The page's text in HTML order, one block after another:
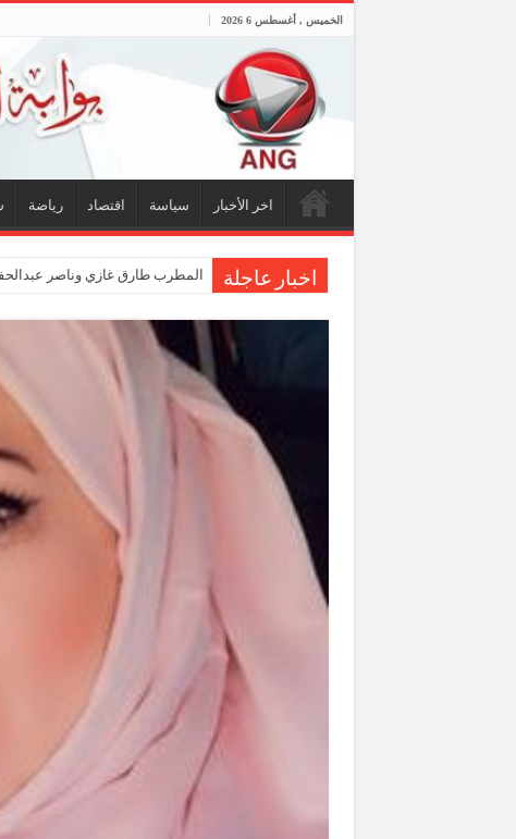
الخميس , أغسطس 6 2026
اخر الأخبار سياسة اقتصاد رياضة
اخبار عاجلة المطرب طارق غازي وناصر